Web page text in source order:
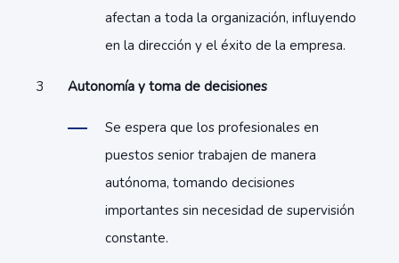
afectan a toda la organización, influyendo
en la dirección y el éxito de la empresa.
Autonomía y toma de decisiones
Se espera que los profesionales en
puestos senior trabajen de manera
autónoma, tomando decisiones
importantes sin necesidad de supervisión
constante.